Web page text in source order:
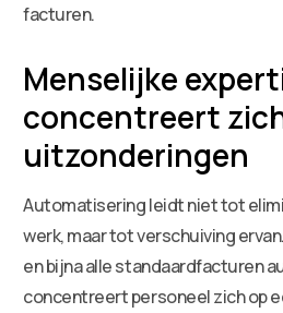
facturen.
Menselijke
concentreert
uitzonderingen
Automatisering leidt niet tot
werk, maar tot verschuiving
en bijna alle standaardfacturen
concentreert personeel zich op